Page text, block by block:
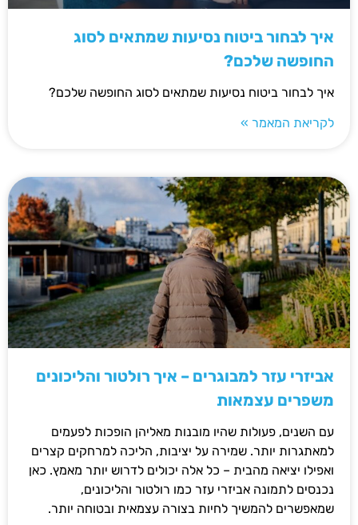
איך לבחור ביטוח נסיעות שמתאים לסוג
החופשה שלכם?
איך לבחור ביטוח נסיעות שמתאים לסוג החופשה שלכם?
לקריאת המאמר »
אביזרי עזר למבוגרים – איך רולטור והליכונים
משפרים עצמאות
עם השנים, פעולות שהיו מובנות מאליהן הופכות לפעמים
למאתגרות יותר. שמירה על יציבות, הליכה למרחקים קצרים
ואפילו יציאה מהבית – כל אלה יכולים לדרוש יותר מאמץ. כאן
נכנסים לתמונה אביזרי עזר כמו רולטור והליכונים,
שמאפשרים להמשיך לחיות בצורה עצמאית ובטוחה יותר.